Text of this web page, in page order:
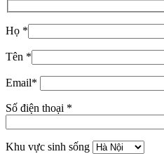
Họ *
Tên *
Email*
Số điện thoại *
Khu vực sinh sống